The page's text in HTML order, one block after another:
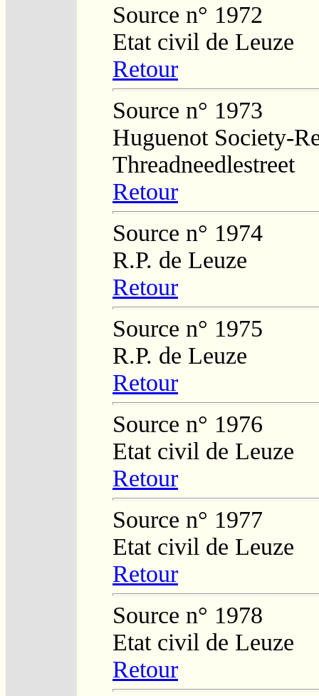
Source n° 1972
Etat civil de Leuze
Retour
Source n° 1973
Huguenot Society-
Threadneedlestreet
Retour
Source n° 1974
R.P. de Leuze
Retour
Source n° 1975
R.P. de Leuze
Retour
Source n° 1976
Etat civil de Leuze
Retour
Source n° 1977
Etat civil de Leuze
Retour
Source n° 1978
Etat civil de Leuze
Retour